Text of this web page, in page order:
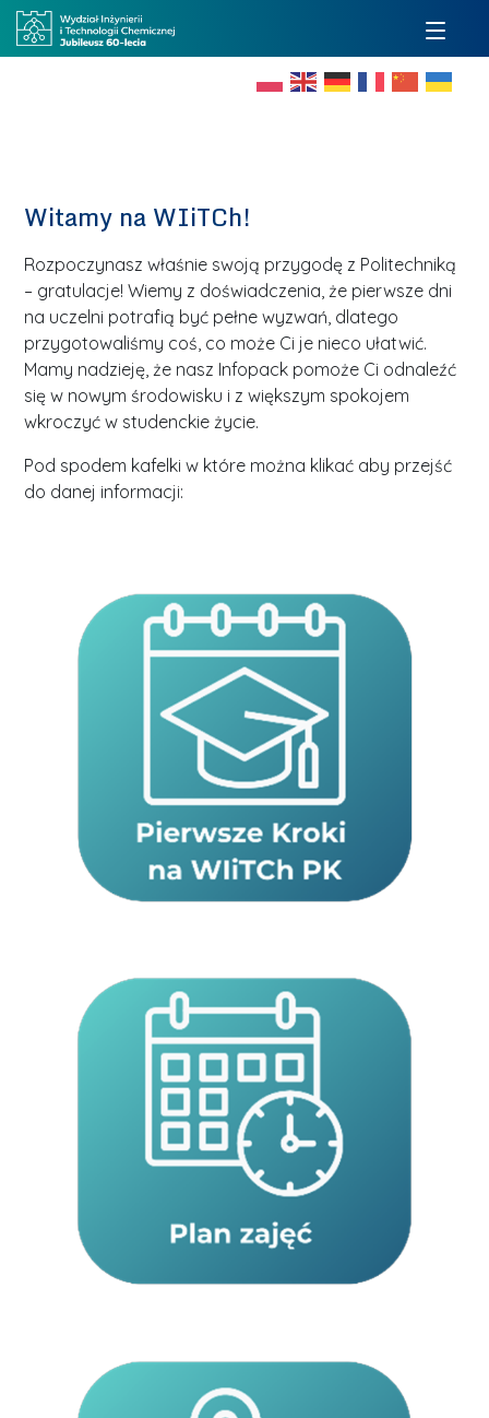
Witamy na WIiTCh!
Rozpoczynasz właśnie swoją przygodę z Politechniką
– gratulacje! Wiemy z doświadczenia, że pierwsze dni
na uczelni potrafią być pełne wyzwań, dlatego
przygotowaliśmy coś, co może Ci je nieco ułatwić.
Mamy nadzieję, że nasz Infopack pomoże Ci odnaleźć
się w nowym środowisku i z większym spokojem
wkroczyć w studenckie życie.
Pod spodem kafelki w które można klikać aby przejść
do danej informacji: